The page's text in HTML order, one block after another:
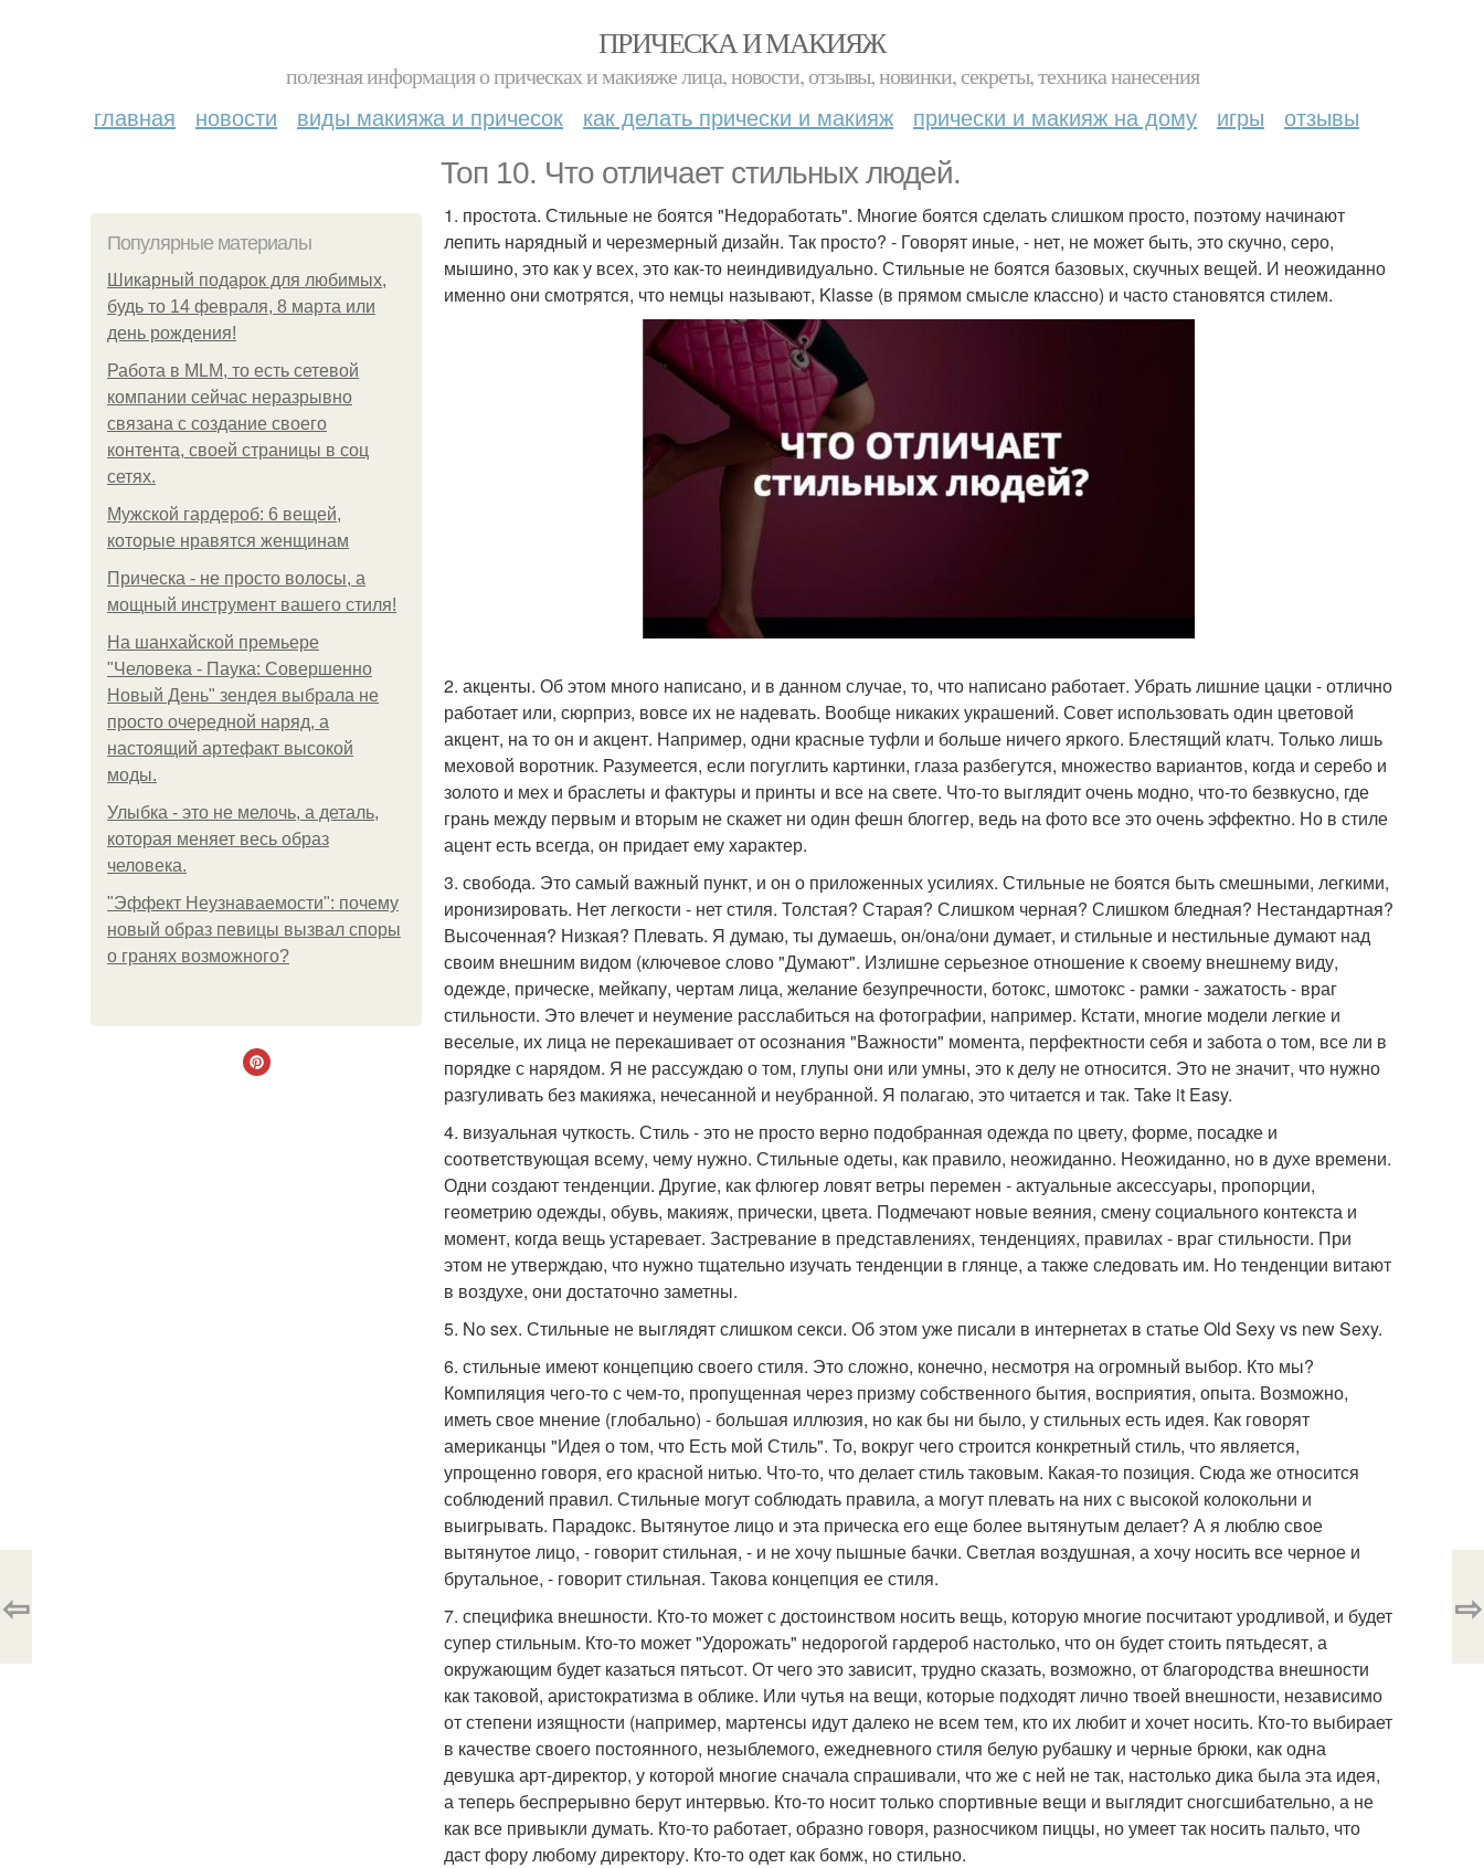
ПРИЧЕСКА И МАКИЯЖ
полезная информация о прическах и макияже лица, новости, отзывы, новинки, секреты, техника нанесения
главная новости виды макияжа и причесок как делать прически и макияж прически и макияж на дому игры отзывы
Топ 10. Что отличает стильных людей.
Популярные материалы
Шикарный подарок для любимых,
будь то 14 февраля, 8 марта или
день рождения!
Работа в MLM, то есть сетевой
компании сейчас неразрывно
связана с создание своего
контента, своей страницы в соц
сетях.
Мужской гардероб: 6 вещей,
которые нравятся женщинам
Прическа - не просто волосы, а
мощный инструмент вашего стиля!
На шанхайской премьере
"Человека - Паука: Совершенно
Новый День" зендея выбрала не
просто очередной наряд, а
настоящий артефакт высокой
моды.
Улыбка - это не мелочь, а деталь,
которая меняет весь образ
человека.
"Эффект Неузнаваемости": почему
новый образ певицы вызвал споры
о гранях возможного?
1. простота. Стильные не боятся "Недоработать". Многие боятся сделать слишком просто, поэтому начинают
лепить нарядный и черезмерный дизайн. Так просто? - Говорят иные, - нет, не может быть, это скучно, серо,
мышино, это как у всех, это как-то неиндивидуально. Стильные не боятся базовых, скучных вещей. И неожиданно
именно они смотрятся, что немцы называют, Klasse (в прямом смысле классно) и часто становятся стилем.
2. акценты. Об этом много написано, и в данном случае, то, что написано работает. Убрать лишние цацки - отлично
работает или, сюрприз, вовсе их не надевать. Вообще никаких украшений. Совет использовать один цветовой
акцент, на то он и акцент. Например, одни красные туфли и больше ничего яркого. Блестящий клатч. Только лишь
меховой воротник. Разумеется, если погуглить картинки, глаза разбегутся, множество вариантов, когда и серебо и
золото и мех и браслеты и фактуры и принты и все на свете. Что-то выглядит очень модно, что-то безвкусно, где
грань между первым и вторым не скажет ни один фешн блоггер, ведь на фото все это очень эффектно. Но в стиле
ацент есть всегда, он придает ему характер.
3. свобода. Это самый важный пункт, и он о приложенных усилиях. Стильные не боятся быть смешными, легкими,
иронизировать. Нет легкости - нет стиля. Толстая? Старая? Слишком черная? Слишком бледная? Нестандартная?
Высоченная? Низкая? Плевать. Я думаю, ты думаешь, он/она/они думает, и стильные и нестильные думают над
своим внешним видом (ключевое слово "Думают". Излишне серьезное отношение к своему внешнему виду,
одежде, прическе, мейкапу, чертам лица, желание безупречности, ботокс, шмотокс - рамки - зажатость - враг
стильности. Это влечет и неумение расслабиться на фотографии, например. Кстати, многие модели легкие и
веселые, их лица не перекашивает от осознания "Важности" момента, перфектности себя и забота о том, все ли в
порядке с нарядом. Я не рассуждаю о том, глупы они или умны, это к делу не относится. Это не значит, что нужно
разгуливать без макияжа, нечесанной и неубранной. Я полагаю, это читается и так. Take it Easy.
4. визуальная чуткость. Стиль - это не просто верно подобранная одежда по цвету, форме, посадке и
соответствующая всему, чему нужно. Стильные одеты, как правило, неожиданно. Неожиданно, но в духе времени.
Одни создают тенденции. Другие, как флюгер ловят ветры перемен - актуальные аксессуары, пропорции,
геометрию одежды, обувь, макияж, прически, цвета. Подмечают новые веяния, смену социального контекста и
момент, когда вещь устаревает. Застревание в представлениях, тенденциях, правилах - враг стильности. При
этом не утверждаю, что нужно тщательно изучать тенденции в глянце, а также следовать им. Но тенденции витают
в воздухе, они достаточно заметны.
5. No sex. Стильные не выглядят слишком секси. Об этом уже писали в интернетах в статье Old Sexy vs new Sexy.
6. стильные имеют концепцию своего стиля. Это сложно, конечно, несмотря на огромный выбор. Кто мы?
Компиляция чего-то с чем-то, пропущенная через призму собственного бытия, восприятия, опыта. Возможно,
иметь свое мнение (глобально) - большая иллюзия, но как бы ни было, у стильных есть идея. Как говорят
американцы "Идея о том, что Есть мой Стиль". То, вокруг чего строится конкретный стиль, что является,
упрощенно говоря, его красной нитью. Что-то, что делает стиль таковым. Какая-то позиция. Сюда же относится
соблюдений правил. Стильные могут соблюдать правила, а могут плевать на них с высокой колокольни и
выигрывать. Парадокс. Вытянутое лицо и эта прическа его еще более вытянутым делает? А я люблю свое
вытянутое лицо, - говорит стильная, - и не хочу пышные бачки. Светлая воздушная, а хочу носить все черное и
брутальное, - говорит стильная. Такова концепция ее стиля.
7. специфика внешности. Кто-то может с достоинством носить вещь, которую многие посчитают уродливой, и будет
супер стильным. Кто-то может "Удорожать" недорогой гардероб настолько, что он будет стоить пятьдесят, а
окружающим будет казаться пятьсот. От чего это зависит, трудно сказать, возможно, от благородства внешности
как таковой, аристократизма в облике. Или чутья на вещи, которые подходят лично твоей внешности, независимо
от степени изящности (например, мартенсы идут далеко не всем тем, кто их любит и хочет носить. Кто-то выбирает
в качестве своего постоянного, незыблемого, ежедневного стиля белую рубашку и черные брюки, как одна
девушка арт-директор, у которой многие сначала спрашивали, что же с ней не так, настолько дика была эта идея,
а теперь беспрерывно берут интервью. Кто-то носит только спортивные вещи и выглядит сногсшибательно, а не
как все привыкли думать. Кто-то работает, образно говоря, разносчиком пиццы, но умеет так носить пальто, что
даст фору любому директору. Кто-то одет как бомж, но стильно.
⇦ ⇨